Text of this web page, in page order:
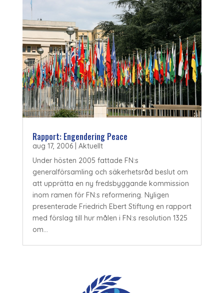
Rapport: Engendering Peace
aug 17, 2006| Aktuellt
Under hösten 2005 fattade FN:s
generalförsamling och säkerhetsråd beslut om
att upprätta en ny fredsbyggande kommission
inom ramen för FN:s reformering. Nyligen
presenterade Friedrich Ebert Stiftung en rapport
med förslag till hur målen i FN:s resolution 1325
om...